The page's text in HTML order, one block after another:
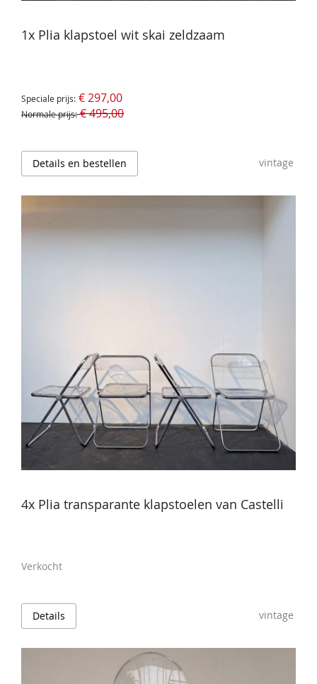
1x Plia klapstoel wit skai zeldzaam
Speciale prijs € 297,00
Normale prijs € 495,00
Details en bestellen vintage
4x Plia transparante klapstoelen van Castelli
Verkocht
Details vintage